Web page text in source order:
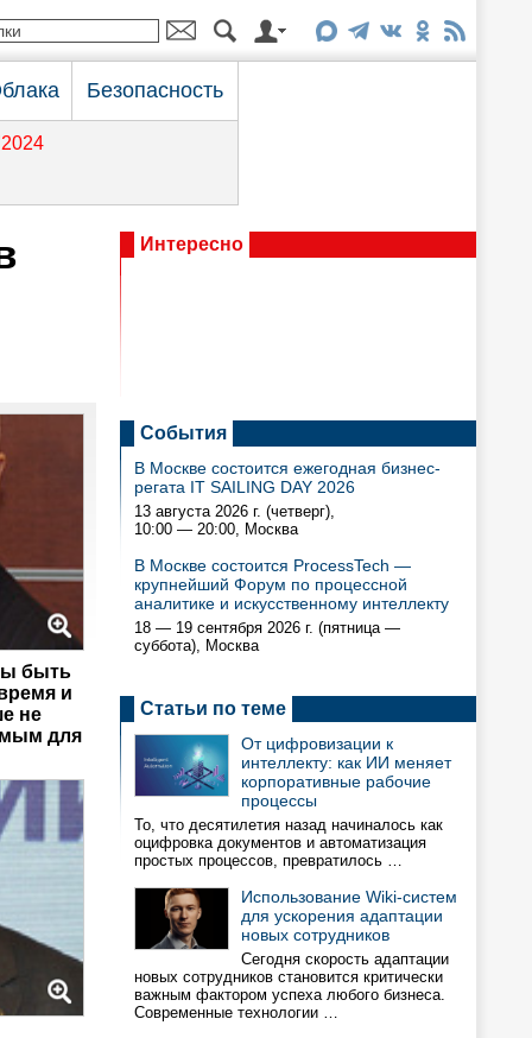
Безопасность
быть
и
не
для
Интересно
События
В Москве состоится ежегодная бизнес-
регата IT SAILING DAY 2026
13 августа 2026 г. (четверг),
10:00 — 20:00, Москва
В Москве состоится ProcessTech —
крупнейший Форум по процессной
аналитике и искусственному интеллекту
18 — 19 сентября 2026 г. (пятница —
суббота), Москва
Статьи по теме
От цифровизации к
интеллекту: как ИИ меняет
корпоративные рабочие
процессы
То, что десятилетия назад начиналось как
оцифровка документов и автоматизация
простых процессов, превратилось …
Использование Wiki-систем
для ускорения адаптации
новых сотрудников
Сегодня скорость адаптации
новых сотрудников становится критически
важным фактором успеха любого бизнеса.
Современные технологии …